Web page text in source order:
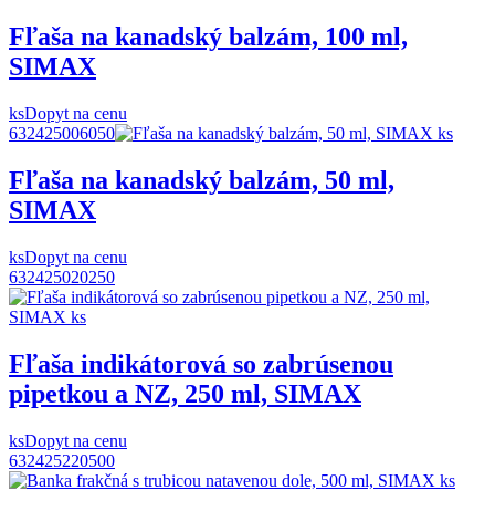
Fľaša na kanadský balzám, 100 ml,
SIMAX
ksDopyt na cenu
632425006050
Fľaša na kanadský balzám, 50 ml,
SIMAX
ksDopyt na cenu
632425020250
Fľaša indikátorová so zabrúsenou
pipetkou a NZ, 250 ml, SIMAX
ksDopyt na cenu
632425220500